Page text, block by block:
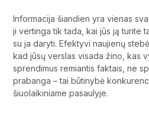
Informacija šiandien yra vienas
ji vertinga tik tada, kai jūs ją turite
su ja daryti. Efektyvi naujienų
kad jūsų verslas visada žino, kas
sprendimus remiantis faktais, ne
prabanga – tai būtinybė
šiuolaikiniame pasaulyje.